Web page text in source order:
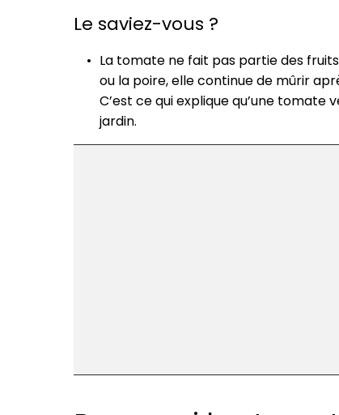
Le saviez-vous ?
La tomate ne fait pas partie des
ou la poire, elle continue de mûrir
C’est ce qui explique qu’une
jardin.